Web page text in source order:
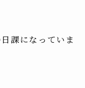
課になっていま